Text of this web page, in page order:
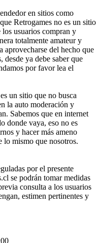
en sitios como
Retrogames no es un sitio
usuarios compran y
totalmente amateur y
aprovecharse del hecho que
desde ya debe saber que
por favor lea el
un sitio que no busca
la auto moderación y
Sabemos que en internet
donde vaya, eso no es
y hacer más ameno
lo mismo que nosotros.
por el presente
se podrán tomar medidas
consulta a los usuarios
estimen pertinentes y